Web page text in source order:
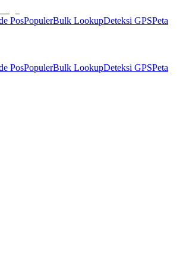
PosPopulerBulk LookupDeteksi GPSPeta
PosPopulerBulk LookupDeteksi GPSPeta